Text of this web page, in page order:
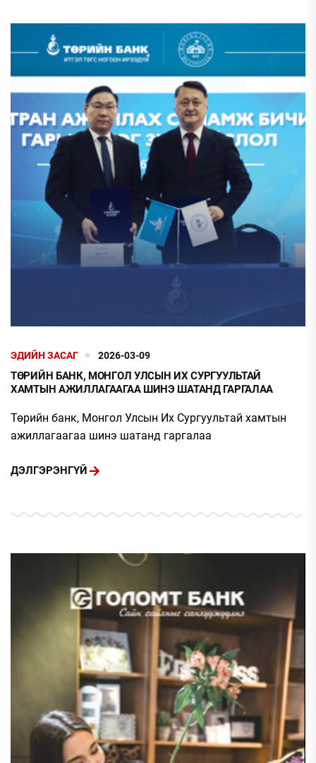
ЭДИЙН ЗАСАГ 2026-03-09
ТӨРИЙН БАНК, МОНГОЛ УЛСЫН ИХ СУРГУУЛЬТАЙ
ХАМТЫН АЖИЛЛАГААГАА ШИНЭ ШАТАНД ГАРГАЛАА
Төрийн банк, Монгол Улсын Их Сургуультай хамтын
ажиллагаагаа шинэ шатанд гаргалаа
ДЭЛГЭРЭНГҮЙ